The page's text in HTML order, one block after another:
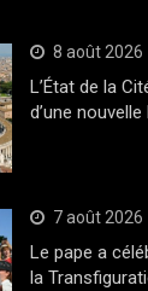
8 août 2026
L’État de la
d’une
7 août 2026
Le pape a
la